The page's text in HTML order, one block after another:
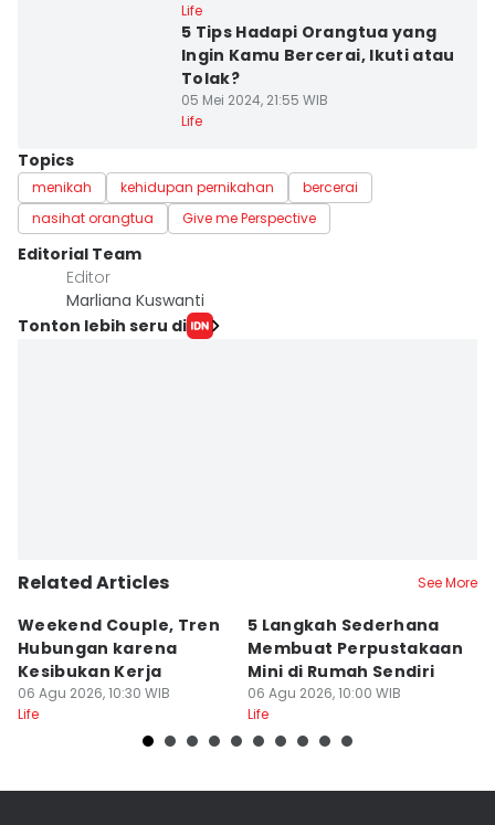
Life
5 Tips Hadapi Orangtua yang
Ingin Kamu Bercerai, Ikuti atau
Tolak?
05 Mei 2024, 21:55 WIB
Life
Topics
menikah kehidupan pernikahan
bercerai
nasihat orangtua
Give me Perspective
Editorial Team
Editor
Marliana Kuswanti
Tonton lebih seru di
Related Articles See More
Weekend Couple, Tren
Hubungan karena
Kesibukan Kerja
06 Agu 2026, 10:30 WIB
Life
5 Langkah Sederhana
Membuat Perpustakaan
Mini di Rumah Sendiri
06 Agu 2026, 10:00 WIB
Life